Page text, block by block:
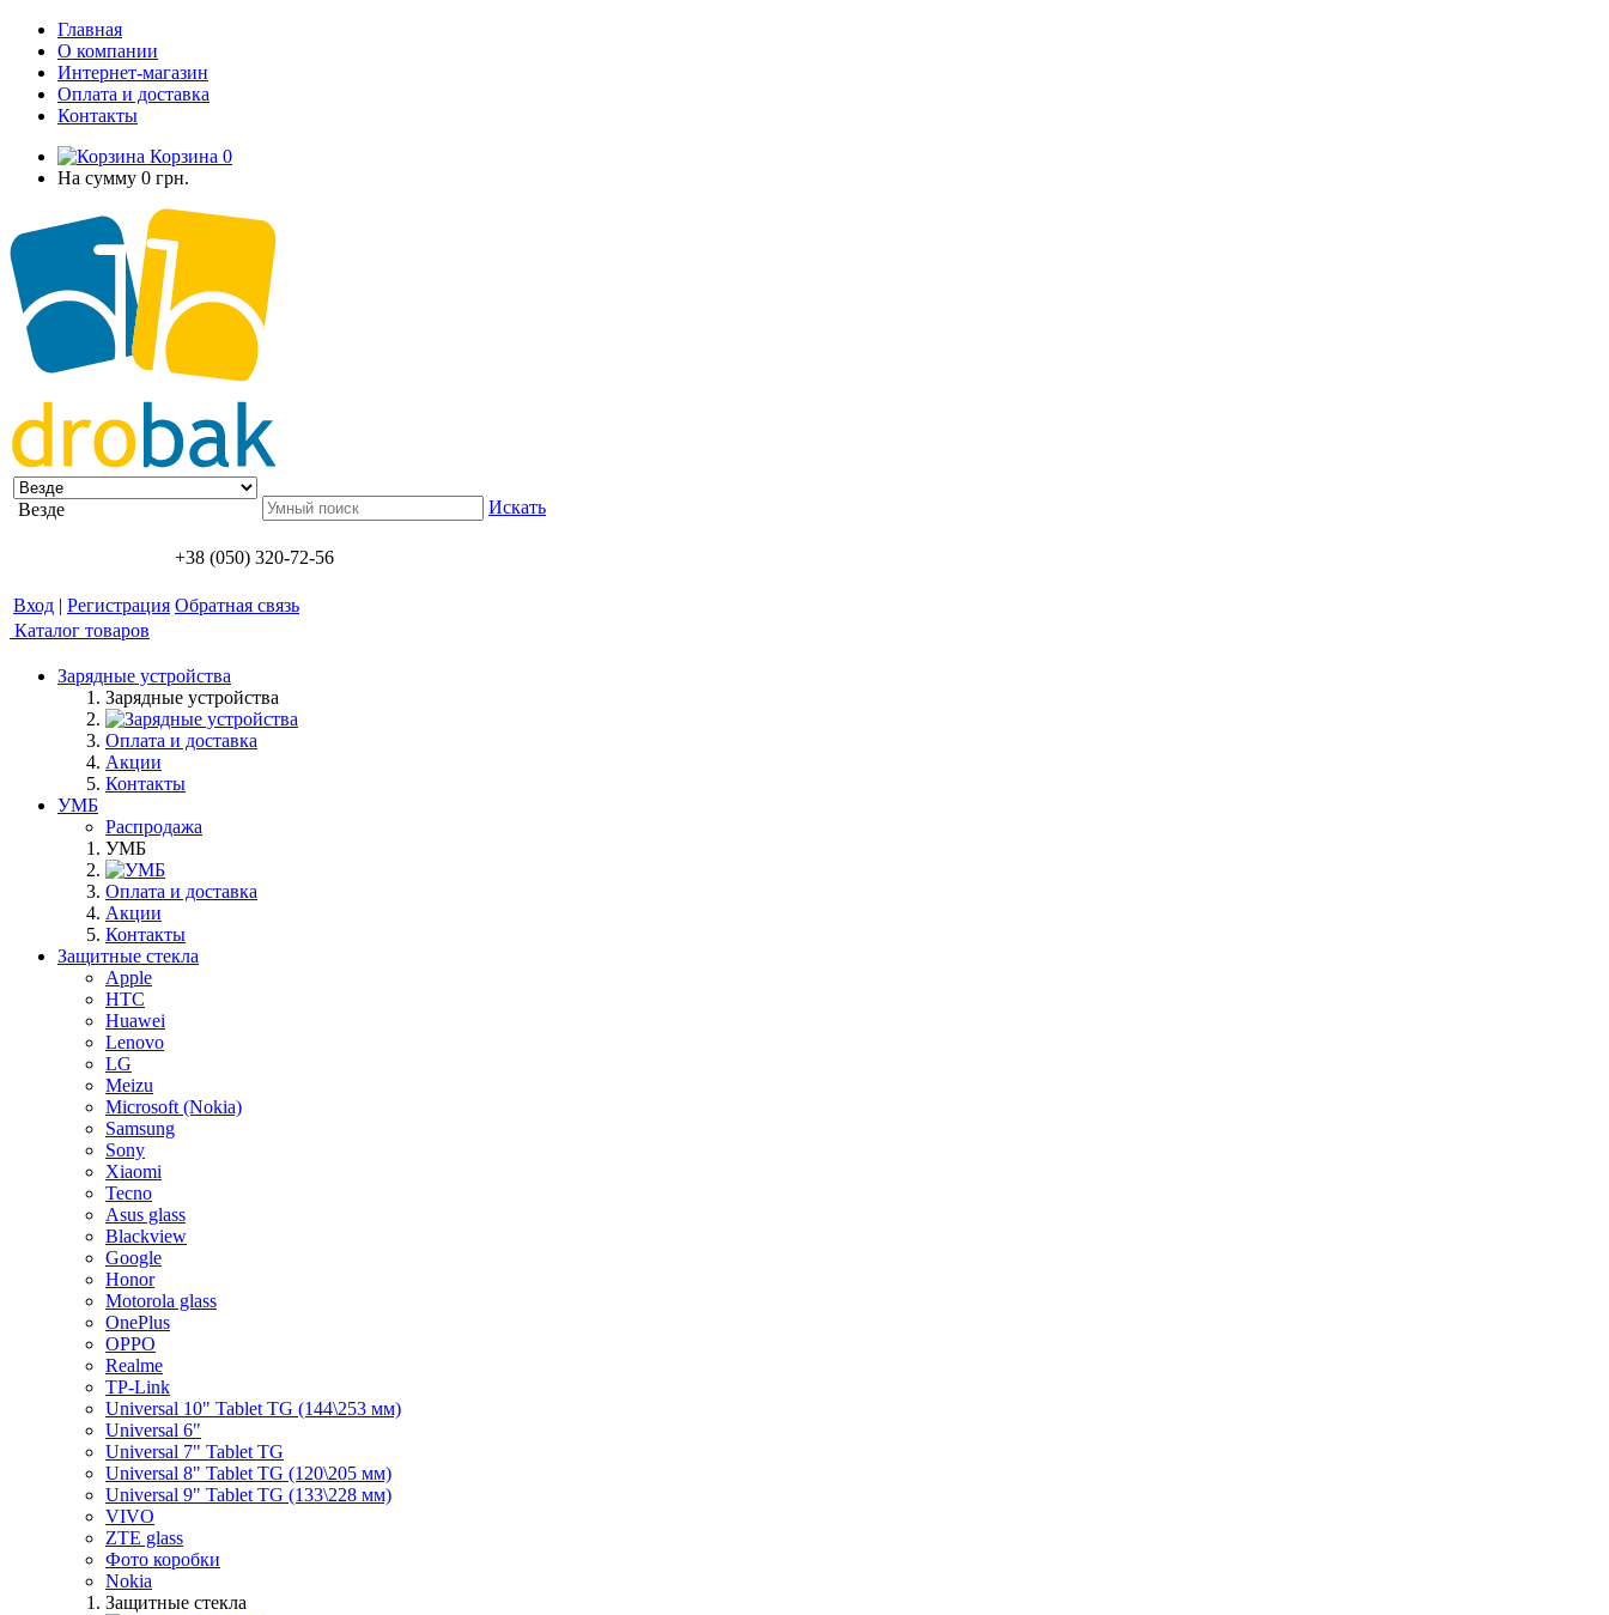
Главная
О компании
Интернет-магазин
Оплата и доставка
Контакты
Корзина 0
На сумму 0 грн.
Везде Искать
+38 (050) 320-72-56
Вход | Регистрация Обратная связь
Каталог товаров
Зарядные устройства
Зарядные устройства
Оплата и доставка
Акции
Контакты
УМБ
Распродажа
УМБ
Оплата и доставка
Акции
Контакты
Защитные стекла
Apple
HTC
Huawei
Lenovo
LG
Meizu
Microsoft (Nokia)
Samsung
Sony
Xiaomi
Tecno
Asus glass
Blackview
Google
Honor
Motorola glass
OnePlus
OPPO
Realme
TP-Link
Universal 10" Tablet TG (144\253 мм)
Universal 6"
Universal 7" Tablet TG
Universal 8" Tablet TG (120\205 мм)
Universal 9" Tablet TG (133\228 мм)
VIVO
ZTE glass
Фото коробки
Nokia
Защитные стекла